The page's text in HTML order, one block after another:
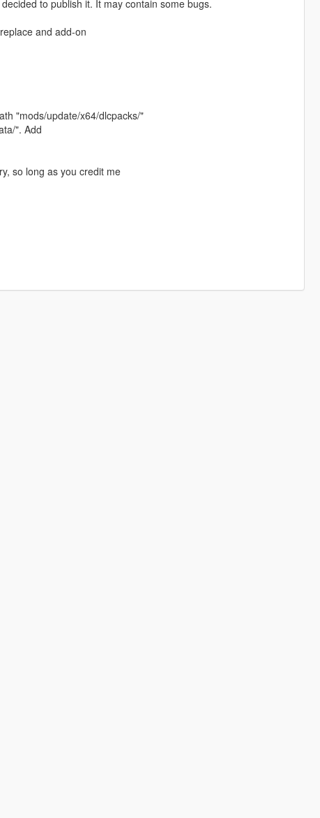
to publish it. It may contain some bugs.
and add-on
"mods/update/x64/dlcpacks/"
". Add
so long as you credit me